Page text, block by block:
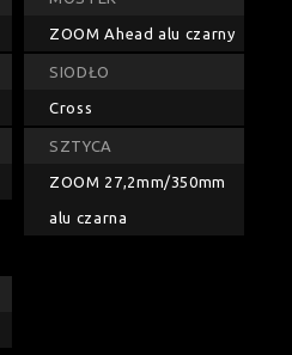
ZOOM Ahead alu czarny
SIODŁO
Cross
SZTYCA
ZOOM 27,2mm/350mm
alu czarna